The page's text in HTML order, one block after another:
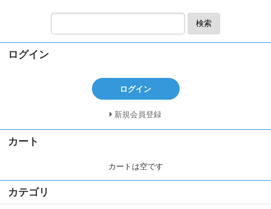
検索
ログイン
ログイン
新規会員登録
カート
カートは空です
カテゴリ